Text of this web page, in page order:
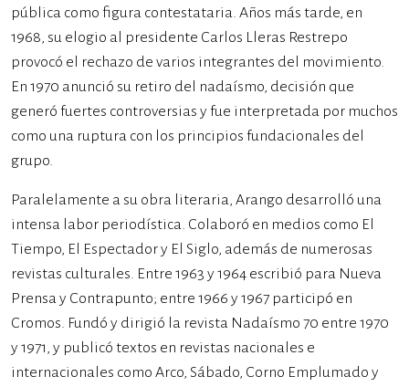
pública como figura contestataria. Años más tarde, en
1968, su elogio al presidente Carlos Lleras Restrepo
provocó el rechazo de varios integrantes del movimiento.
En 1970 anunció su retiro del nadaísmo, decisión que
generó fuertes controversias y fue interpretada por muchos
como una ruptura con los principios fundacionales del
grupo.
Paralelamente a su obra literaria, Arango desarrolló una
intensa labor periodística. Colaboró en medios como El
Tiempo, El Espectador y El Siglo, además de numerosas
revistas culturales. Entre 1963 y 1964 escribió para Nueva
Prensa y Contrapunto; entre 1966 y 1967 participó en
Cromos. Fundó y dirigió la revista Nadaísmo 70 entre 1970
y 1971, y publicó textos en revistas nacionales e
internacionales como Arco, Sábado, Corno Emplumado y